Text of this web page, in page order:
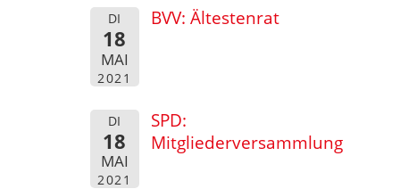
DI
18
MAI
2021
BVV: Ältestenrat
DI
18
MAI
2021
SPD:
Mitgliederversammlung